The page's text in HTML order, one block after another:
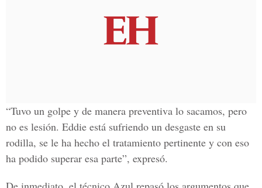
“Tuvo un golpe y de manera preventiva lo sacamos, pero
no es lesión. Eddie está sufriendo un desgaste en su
rodilla, se le ha hecho el tratamiento pertinente y con eso
ha podido superar esa parte”, expresó.